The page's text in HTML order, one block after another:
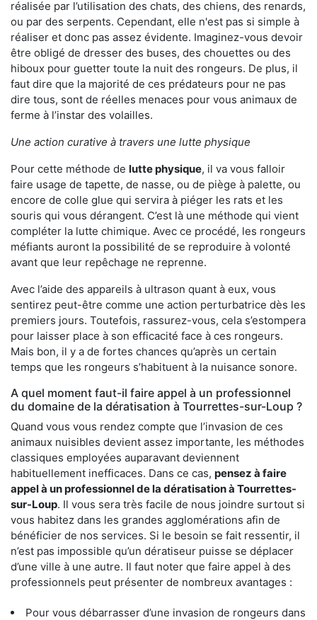
réalisée par l’utilisation des chats, des chiens, des renards,
ou par des serpents. Cependant, elle n'est pas si simple à
réaliser et donc pas assez évidente. Imaginez-vous devoir
être obligé de dresser des buses, des chouettes ou des
hiboux pour guetter toute la nuit des rongeurs. De plus, il
faut dire que la majorité de ces prédateurs pour ne pas
dire tous, sont de réelles menaces pour vous animaux de
ferme à l’instar des volailles.
Une action curative à travers une lutte physique
Pour cette méthode de lutte physique, il va vous falloir
faire usage de tapette, de nasse, ou de piège à palette, ou
encore de colle glue qui servira à piéger les rats et les
souris qui vous dérangent. C’est là une méthode qui vient
compléter la lutte chimique. Avec ce procédé, les rongeurs
méfiants auront la possibilité de se reproduire à volonté
avant que leur repêchage ne reprenne.
Avec l’aide des appareils à ultrason quant à eux, vous
sentirez peut-être comme une action perturbatrice dès les
premiers jours. Toutefois, rassurez-vous, cela s’estompera
pour laisser place à son efficacité face à ces rongeurs.
Mais bon, il y a de fortes chances qu’après un certain
temps que les rongeurs s’habituent à la nuisance sonore.
A quel moment faut-il faire appel à un professionnel
du domaine de la dératisation à Tourrettes-sur-Loup ?
Quand vous vous rendez compte que l’invasion de ces
animaux nuisibles devient assez importante, les méthodes
classiques employées auparavant deviennent
habituellement inefficaces. Dans ce cas, pensez à faire
appel à un professionnel de la dératisation à Tourrettes-
sur-Loup. Il vous sera très facile de nous joindre surtout si
vous habitez dans les grandes agglomérations afin de
bénéficier de nos services. Si le besoin se fait ressentir, il
n’est pas impossible qu’un dératiseur puisse se déplacer
d’une ville à une autre. Il faut noter que faire appel à des
professionnels peut présenter de nombreux avantages :
Pour vous débarrasser d’une invasion de rongeurs dans